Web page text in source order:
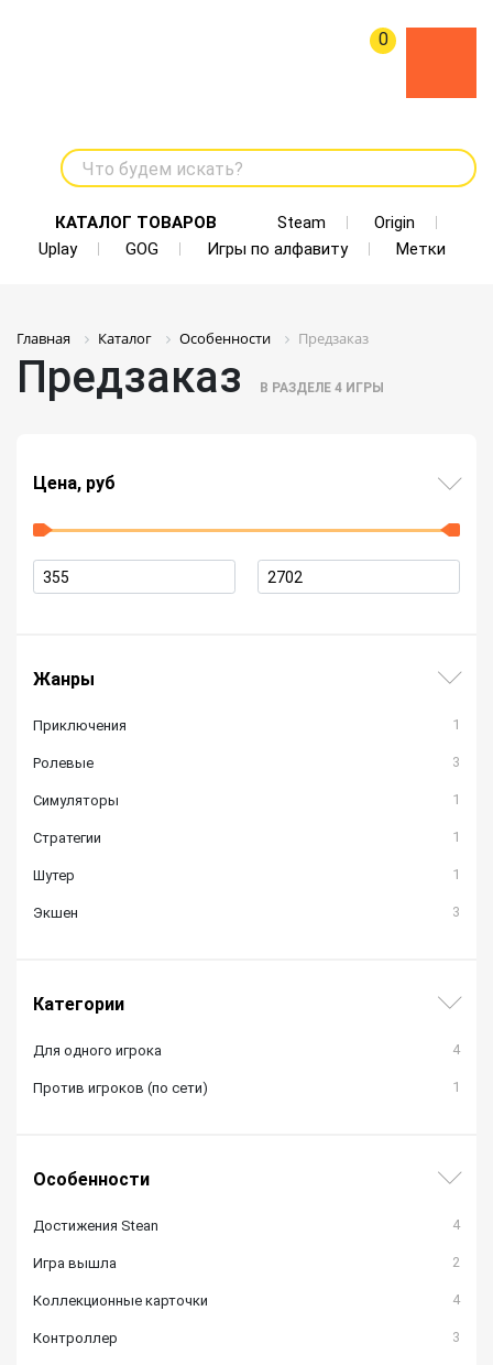
0
Что будем искать?
КАТАЛОГ ТОВАРОВ Steam
Origin
Uplay
GOG Игры по алфавиту Метки
Главная Каталог Особенности Предзаказ
Предзаказ В РАЗДЕЛЕ 4 ИГРЫ
Цена, руб
Жанры
Приключения 1
Ролевые 3
Симуляторы 1
Стратегии 1
Шутер 1
Экшен 3
Категории
Для одного игрока 4
Против игроков (по сети) 1
Особенности
Достижения Stean 4
Игра вышла 2
Коллекционные карточки 4
Контроллер 3